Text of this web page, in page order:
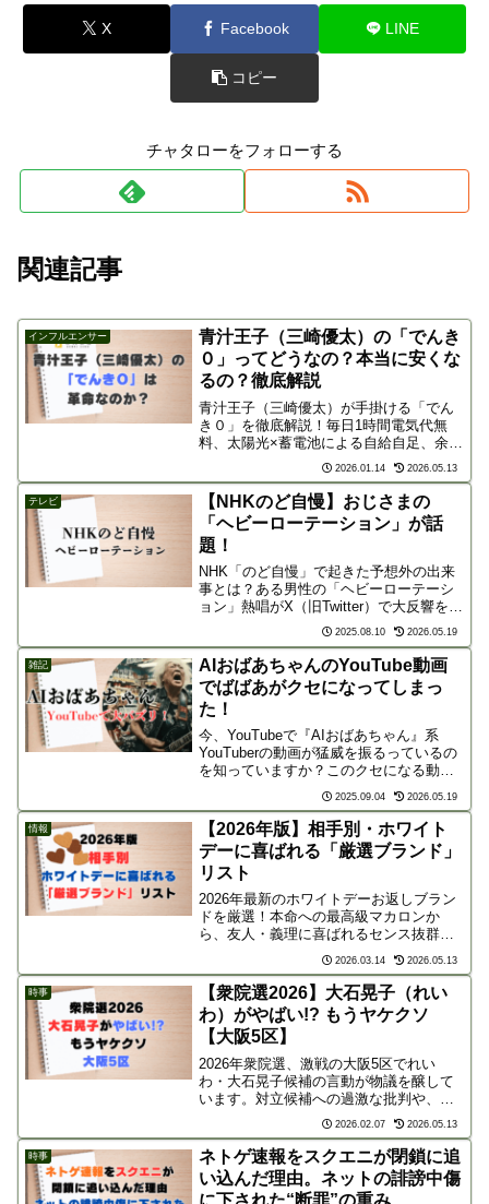
X Facebook LINE
コピー
チャタローをフォローする
関連記事
インフルエンサー
青汁王子（三崎優太）の「でんき
０」ってどうなの？本当に安くな
るの？徹底解説
青汁王子（三崎優太）が手掛ける「でん
き０」を徹底解説！毎日1時間電気代無
料、太陽光×蓄電池による自給自足、余剰
電力の20年高値買取など、驚きの仕組み
を深掘りします。本当に安くなるのか、
メリット・デメリットや向いている人を
分かりやすく紹介。
2026.01.14 2026.05.13
テレビ
【NHKのど自慢】おじさまの
「ヘビーローテーション」が話
題！
NHK「のど自慢」で起きた予想外の出来
事とは？ある男性の「ヘビーローテーシ
ョン」熱唱がX（旧Twitter）で大反響を呼
んだ理由を解説します。2025.08.10 2026.05.19
雑記
AIおばあちゃんのYouTube動画
でばばあがクセになってしまっ
た！
今、YouTubeで『AIおばあちゃん』系
YouTuberの動画が猛威を振るっているの
を知っていますか？このクセになる動画
は、AIのおばあちゃんYouTuberが理解不
能なことにチャレンジしまくるというも
ので数々の動画がアップされていま
す。...
2025.09.04 2026.05.19
情報
【2026年版】相手別・ホワイト
デーに喜ばれる「厳選ブランド」
リスト
2026年最新のホワイトデーお返しブラン
ドを厳選！本命への最高級マカロンか
ら、友人・義理に喜ばれるセンス抜群の
クッキー缶、甘いものが苦手な方へのケ
ア用品まで相手別に紹介します。トレン
ドの「ご褒美感」を意識した、外さない
ギフト選びの決定版です。
2026.03.14 2026.05.13
時事
【衆院選2026】大石晃子（れい
わ）がやばい!? もうヤケクソ
【大阪5区】
2026年衆院選、激戦の大阪5区でれい
わ・大石晃子候補の言動が物議を醸して
います。対立候補への過激な批判や、山
本太郎氏の議員辞職に伴う孤立無援の戦
い。「ヤケクソ」と自認する捨て身の戦
術に、冷ややかな世間の反応や現場の状
況を詳しく解説します。
2026.02.07 2026.05.13
時事
ネトゲ速報をスクエニが閉鎖に追
い込んだ理由。ネットの誹謗中傷